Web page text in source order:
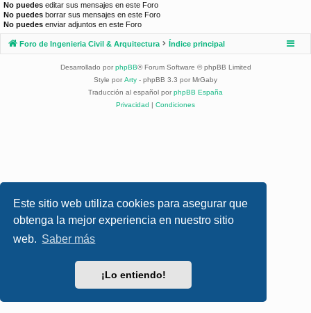
Este sitio web utiliza cookies para asegurar que
obtenga la mejor experiencia en nuestro sitio
web. Saber más
¡Lo entiendo!
No puedes editar sus mensajes en este Foro
No puedes borrar sus mensajes en este Foro
No puedes enviar adjuntos en este Foro
Foro de Ingenieria Civil & Arquitectura Índice principal
Desarrollado por phpBB® Forum Software © phpBB Limited
Style por Arty - phpBB 3.3 por MrGaby
Traducción al español por phpBB España
Privacidad | Condiciones